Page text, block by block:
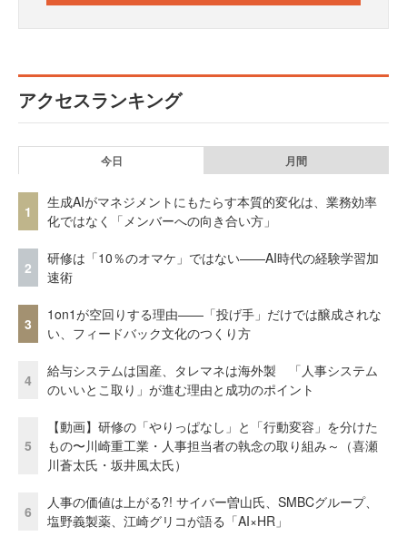
アクセスランキング
今日 月間
1
生成AIがマネジメントにもたらす本質的変化は、業務効率
化ではなく「メンバーへの向き合い方」
2
研修は「10％のオマケ」ではない——AI時代の経験学習加
速術
3
1on1が空回りする理由——「投げ手」だけでは醸成されな
い、フィードバック文化のつくり方
4
給与システムは国産、タレマネは海外製 「人事システム
のいいとこ取り」が進む理由と成功のポイント
5
【動画】研修の「やりっぱなし」と「行動変容」を分けた
もの〜川崎重工業・人事担当者の執念の取り組み～（喜瀬
川蒼太氏・坂井風太氏）
6
人事の価値は上がる?! サイバー曽山氏、SMBCグループ、
塩野義製薬、江崎グリコが語る「AI×HR」